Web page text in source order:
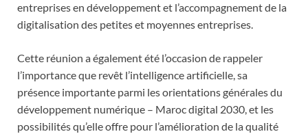
entreprises en développement et l’accompagnement de la
digitalisation des petites et moyennes entreprises.
Cette réunion a également été l’occasion de rappeler
l’importance que revêt l’intelligence artificielle, sa
présence importante parmi les orientations générales du
développement numérique – Maroc digital 2030, et les
possibilités qu’elle offre pour l’amélioration de la qualité